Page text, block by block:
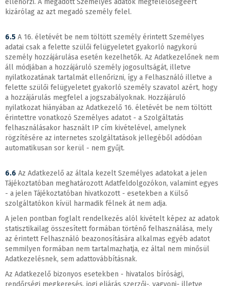
ellenőrzi. A megadott Személyes adatok megfelelőségéért
kizárólag az azt megadó személy felel.
6.5 A 16. életévét be nem töltött személy érintett Személyes
adatai csak a felette szülői felügyeletet gyakorló nagykorú
személy hozzájárulása esetén kezelhetők. Az Adatkezelőnek nem
áll módjában a hozzájáruló személy jogosultságát, illetve
nyilatkozatának tartalmát ellenőrizni, így a Felhasználó illetve a
felette szülői felügyeletet gyakorló személy szavatol azért, hogy
a hozzájárulás megfelel a jogszabályoknak. Hozzájáruló
nyilatkozat hiányában az Adatkezelő 16. életévét be nem töltött
érintettre vonatkozó Személyes adatot - a Szolgáltatás
felhasználásakor használt IP cím kivételével, amelynek
rögzítésére az internetes szolgáltatások jellegéből adódóan
automatikusan sor kerül - nem gyűjt.
6.6 Az Adatkezelő az általa kezelt Személyes adatokat a jelen
Tájékoztatóban meghatározott Adatfeldolgozókon, valamint egyes
- a jelen Tájékoztatóban hivatkozott - esetekben a Külső
szolgáltatókon kívül harmadik félnek át nem adja.
A jelen pontban foglalt rendelkezés alól kivételt képez az adatok
statisztikailag összesített formában történő felhasználása, mely
az érintett Felhasználó beazonosítására alkalmas egyéb adatot
semmilyen formában nem tartalmazhatja, ez által nem minősül
Adatkezelésnek, sem adattovábbításnak.
Az Adatkezelő bizonyos esetekben - hivatalos bírósági,
rendőrségi megkeresés, jogi eljárás szerzői-, vagyoni- illetve